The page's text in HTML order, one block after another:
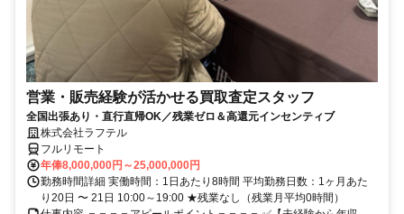
営業・販売経験が活かせる買取査定スタッフ
全国出張あり・直行直帰OK／残業ゼロ＆高還元インセンティブ
株式会社ラフテル
フルリモート
年俸8,000,000円～25,000,000円
勤務時間詳細 実働時間：1日あたり8時間 平均勤務日数：1ヶ月あた
り20日 〜 21日 10:00～19:00 ★残業なし（残業月平均0時間）